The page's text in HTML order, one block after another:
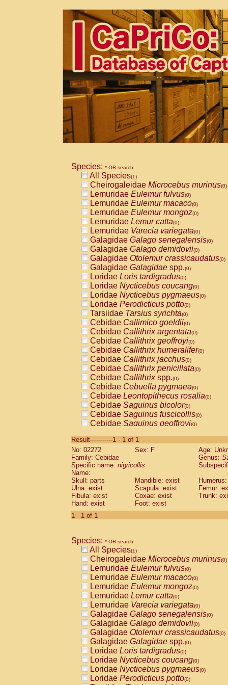
Species: * OR search
All Species(1)
Cheirogaleidae Microcebus murinus(0)
Lemuridae Eulemur fulvus(0)
Lemuridae Eulemur macaco(0)
Lemuridae Eulemur mongoz(0)
Lemuridae Lemur catta(0)
Lemuridae Varecia variegata(0)
Galagidae Galago senegalensis(0)
Galagidae Galago demidovii(0)
Galagidae Otolemur crassicaudatus(0)
Galagidae Galagidae spp.(0)
Loridae Loris tardigradus(0)
Loridae Nycticebus coucang(0)
Loridae Nycticebus pygmaeus(0)
Loridae Perodicticus potto(0)
Tarsiidae Tarsius syrichta(0)
Cebidae Callimico goeldii(0)
Cebidae Callithrix argentata(0)
Cebidae Callithrix geoffroyi(0)
Cebidae Callithrix humeralifer(0)
Cebidae Callithrix jacchus(0)
Cebidae Callithrix penicillata(0)
Cebidae Callithrixspp.(0)
Cebidae Cebuella pygmaea(0)
Cebidae Leontopithecus rosalia(0)
Cebidae Saguinus bicolor(0)
Cebidae Saguinus fuscicollis(0)
Cebidae Saguinus geoffroyi(0)
CebidaeSaguinus labiatus(0)
Cebidae Saguinus leucopus (0)
Cebidae
CebidaeSaguinus mystax
Cebidae Saguinus nigricollis (1)
Cebidae Saguinus oedipus
Cebidae Saguinus weddelli
Cebidae Saguinusspp.
Cebidae
CebidaeCebus capucinus
CebidaeCebus nigrivittatus
CebidaeCebus spp.(0)
CebidaeSaimiri boliviensis(0)
CebidaeSaimiri sciureus(0)
AtelidaeAlouatta caraya(0)
AtelidaeAlouatta fusca(0)
AtelidaeAlouatta seniculus(0)
AtelidaeAlouattaspp.(0)
AtelidaeAteles belzebuth(0)
AtelidaeAteles geoffroyi(0)
AtelidaeAteles paniscus(0)
AtelidaeAtelesspp.(0)
AtelidaeLagothrix lagothricha(0)
AtelidaeLagothrix lagothricha cana
PitheciidaeCacajao calvus
Result-----------1 - 1 of 1
No: 02272
Sex: F
Age:
Family: Cebidae
Genus:
Specific name: nigricollis
Name:
Skull: parts
Mandible: exist
Ulna: exist
Scapula: exist
Femur:
Fibula: exist
Coxae: exist
Trunk:
Hand: exist
Foot: exist
1 - 1 of 1
Species: * OR search
All Species(1)
Cheirogaleidae Microcebus murinus(0)
Lemuridae Eulemur fulvus(0)
Lemuridae Eulemur macaco(0)
Lemuridae Eulemur mongoz(0)
Lemuridae Lemur catta(0)
Lemuridae Varecia variegata(0)
Galagidae Galago senegalensis(0)
Galagidae Galago demidovii(0)
Galagidae Otolemur crassicaudatus(0)
Galagidae Galagidae spp.(0)
Loridae Loris tardigradus(0)
Loridae Nycticebus coucang(0)
Loridae Nycticebus pygmaeus(0)
Loridae Perodicticus potto(0)